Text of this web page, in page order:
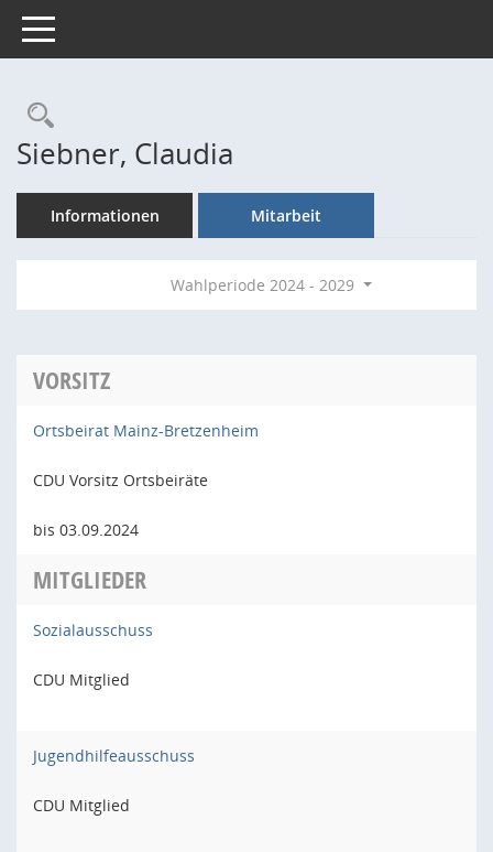
Toggle navigation
Rechercheauswahl
Siebner, Claudia
Informationen Mitarbeit
Wahlperiode 2024 - 2029
VORSITZ
Ortsbeirat Mainz-Bretzenheim
CDU Vorsitz Ortsbeiräte
bis 03.09.2024
MITGLIEDER
Sozialausschuss
CDU Mitglied
Jugendhilfeausschuss
CDU Mitglied